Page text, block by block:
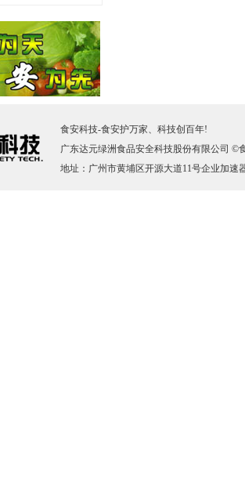
食安科技-食安护万家、科技创百年!
广东达元绿洲食品安全科技股份有限公司 ©
地址：广州市黄埔区开源大道11号企业加速